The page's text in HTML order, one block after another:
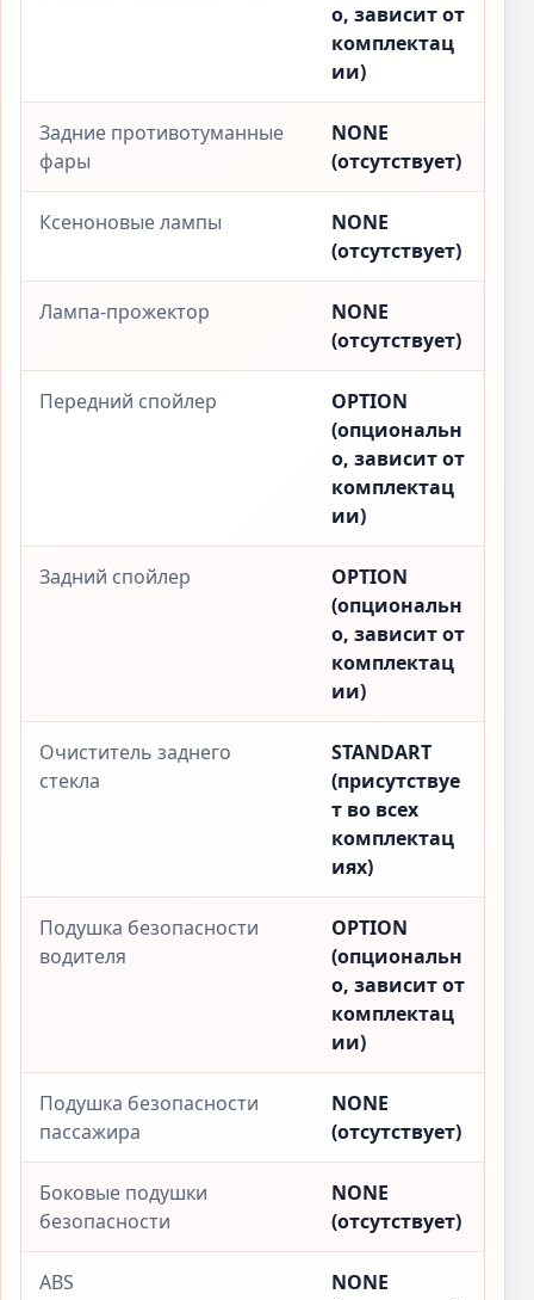
о, зависит от
комплектац
ии)
Задние противотуманные
фары
NONE
(отсутствует)
Ксеноновые лампы
NONE
(отсутствует)
Лампа-прожектор
NONE
(отсутствует)
Передний спойлер
OPTION
(опциональн
о, зависит от
комплектац
ии)
Задний спойлер
OPTION
(опциональн
о, зависит от
комплектац
ии)
Очиститель заднего
стекла
STANDART
(присутствуе
т во всех
комплектац
иях)
Подушка безопасности
водителя
OPTION
(опциональн
о, зависит от
комплектац
ии)
Подушка безопасности
пассажира
NONE
(отсутствует)
Боковые подушки
безопасности
NONE
(отсутствует)
ABS
NONE